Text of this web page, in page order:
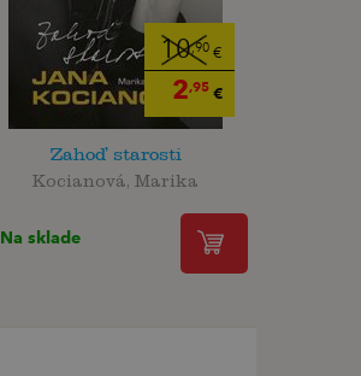
10,90€
2,95€
Zahoď starosti
Kocianová, Marika
Na sklade